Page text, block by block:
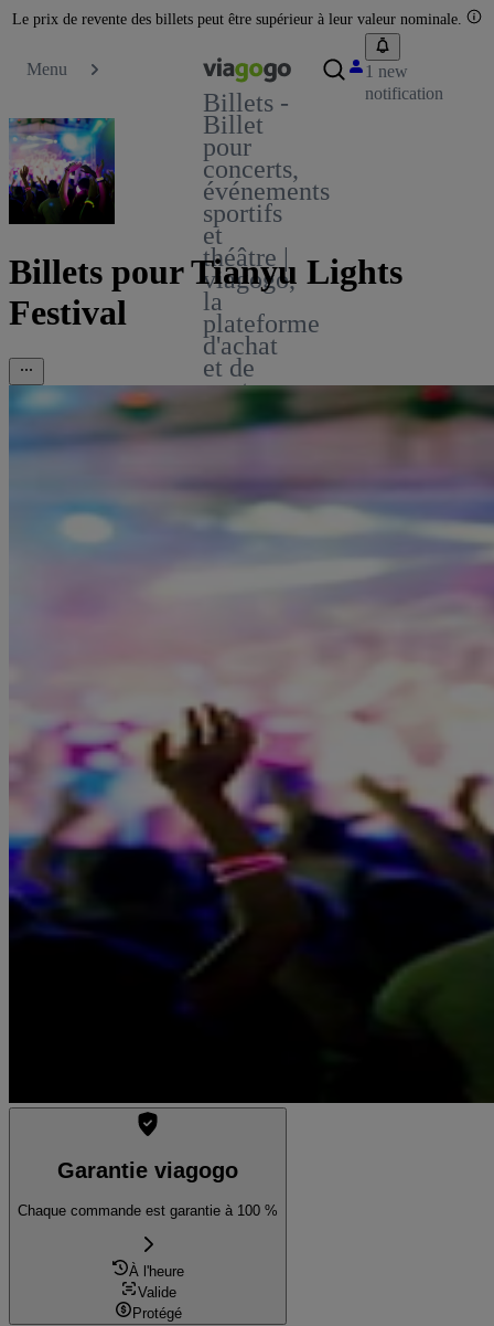
Le prix de revente des billets peut être supérieur à leur valeur nominale.
Menu
Billets -
Billet
pour
concerts,
événements
sportifs
et
théâtre |
viagogo,
la
plateforme
d'achat
et de
vente
billets
1 new
notification
Billets pour Tianyu Lights
Festival
Garantie viagogo
Chaque commande est garantie à 100 %
À l'heure
Valide
Protégé